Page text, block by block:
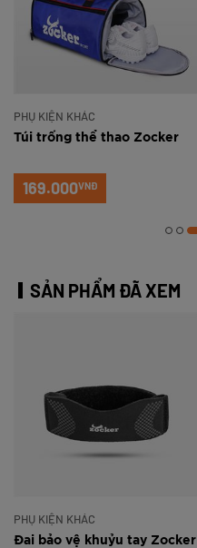
PHỤ KIỆN KHÁC
Túi trống thể thao Zocker
169.000VNĐ
SẢN PHẨM ĐÃ XEM
PHỤ KIỆN KHÁC
Đai bảo vệ khuỷu tay Zocker